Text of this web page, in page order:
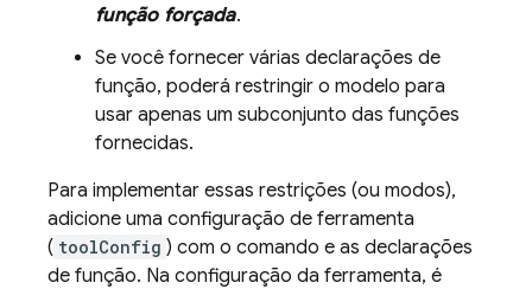
função forçada.
Se você fornecer várias declarações de
função, poderá restringir o modelo para
usar apenas um subconjunto das funções
fornecidas.
Para implementar essas restrições (ou modos),
adicione uma configuração de ferramenta
( toolConfig ) com o comando e as declarações
de função. Na configuração da ferramenta, é